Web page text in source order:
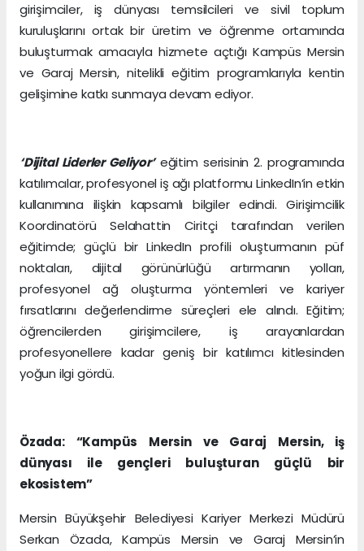
girişimciler, iş dünyası temsilcileri ve sivil toplum
kuruluşlarını ortak bir üretim ve öğrenme ortamında
buluşturmak amacıyla hizmete açtığı Kampüs Mersin
ve Garaj Mersin, nitelikli eğitim programlarıyla kentin
gelişimine katkı sunmaya devam ediyor.
‘Dijital Liderler Geliyor’eğitim serisinin 2. programında
katılımcılar, profesyonel iş ağı platformu LinkedIn’in etkin
kullanımına ilişkin kapsamlı bilgiler edindi. Girişimcilik
Koordinatörü Selahattin Ciritçi tarafından verilen
eğitimde; güçlü bir LinkedIn profili oluşturmanın püf
noktaları, dijital görünürlüğü artırmanın yolları,
profesyonel ağ oluşturma yöntemleri ve kariyer
fırsatlarını değerlendirme süreçleri ele alındı. Eğitim;
öğrencilerden girişimcilere, iş arayanlardan
profesyonellere kadar geniş bir katılımcı kitlesinden
yoğun ilgi gördü.
Özada: “Kampüs Mersin ve Garaj Mersin, iş
dünyası ile gençleri buluşturan güçlü bir
ekosistem”
Mersin Büyükşehir Belediyesi Kariyer Merkezi Müdürü
Serkan Özada, Kampüs Mersin ve Garaj Mersin’in